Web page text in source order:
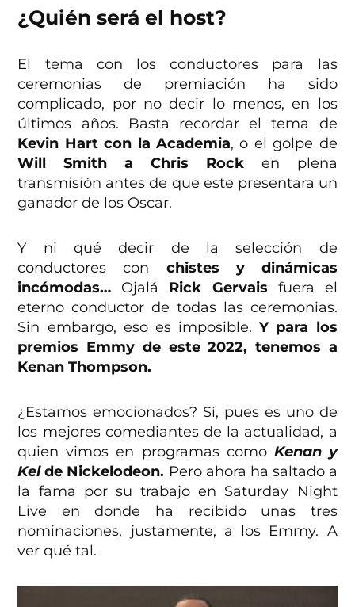
¿Quién será el host?
El tema con los conductores para las
ceremonias de premiación ha sido
complicado, por no decir lo menos, en los
últimos años. Basta recordar el tema de
Kevin Hart con la Academia, o el golpe de
Will Smith a Chris Rock en plena
transmisión antes de que este presentara un
ganador de los Oscar.
Y ni qué decir de la selección de
conductores con chistes y dinámicas
incómodas… Ojalá Rick Gervais fuera el
eterno conductor de todas las ceremonias.
Sin embargo, eso es imposible.Y para los
premios Emmy de este 2022, tenemos a
Kenan Thompson.
¿Estamos emocionados? Sí, pues es uno de
los mejores comediantes de la actualidad, a
quien vimos en programas como Kenan y
Kelde Nickelodeon. Pero ahora ha saltado a
la fama por su trabajo en Saturday Night
Live en donde ha recibido unas tres
nominaciones, justamente, a los Emmy. A
ver qué tal.